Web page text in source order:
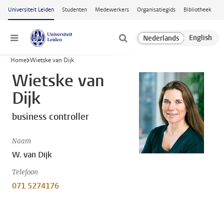
Ga naar hoofdinhoud
Universiteit Leiden Studenten Medewerkers Organisatiegids Bibliotheek
Menu
Home Wietske van Dijk
Wietske van
Dijk
business controller
Naam
W. van Dijk
Telefoon
071 5274176